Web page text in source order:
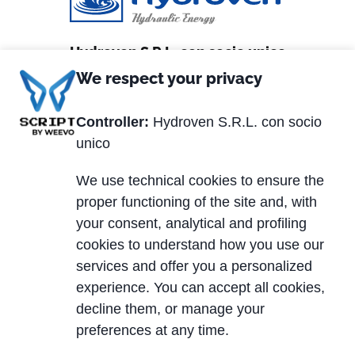
Hydroven S.R.L. con socio unico
Via Matteotti, 2
36056 Tezze sul Brenta (VI) Italy
Fax +39 0424.910005
P.IVA 01320870247
REA: VI 162329
Capitale Sociale € 200.000,00 i.v.
Footer
Datenschutzrichtlinie
Cookie Policy
We respect your privacy
Controller: Hydroven S.R.L. con socio
unico
We use technical cookies to ensure the
proper functioning of the site and, with
your consent, analytical and profiling
cookies to understand how you use our
services and offer you a personalized
experience. You can accept all cookies,
decline them, or manage your
preferences at any time.